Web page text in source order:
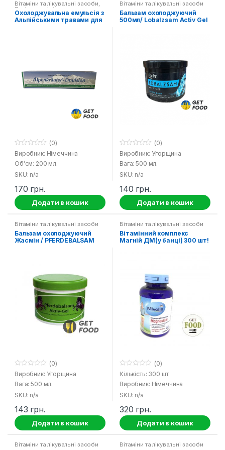
Вітаміни та лікувальні засоби,
Побутова хімія
Охолоджувальна емульсія з
Альпійськими травами для
0
o
u
o
5
(0)
Виробник: Німеччина
Об’єм: 200 мл.
SKU: n/a
170 грн.
Додати в кошик
Вітаміни та лікувальні засоби
Бальзам охолоджуючий
500мл/ Lobalzsam Activ Gel
0
o
u
o
5
(0)
Виробник: Угорщина
Вага: 500 мл.
SKU: n/a
140 грн.
Додати в кошик
Вітаміни та лікувальні засоби
Бальзам охолоджуючий
Жасмін / PFERDEBALSAM
0
o
u
o
5
(0)
Виробник: Угорщина
Вага: 500 мл.
SKU: n/a
143 грн.
Додати в кошик
Вітаміни та лікувальні засоби
Вітамінний комплекс
Магній ДМ(у банці) 300 шт!
0
o
u
o
5
(0)
Кількість: 300 шт
Виробник: Німеччина
SKU: n/a
320 грн.
Додати в кошик
Вітаміни та лікувальні засоби Вітаміни та лікувальні засоби